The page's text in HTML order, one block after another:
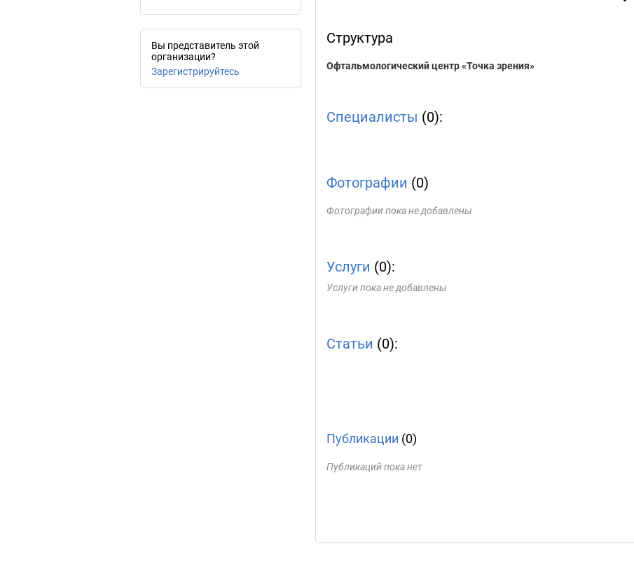
Вы представитель этой
организации?
Зарегистрируйтесь
Структура
Офтальмологический центр «Точка зрения»
Специалисты (0):
Фотографии (0)
Фотографии пока не добавлены
Услуги (0):
Услуги пока не добавлены
Статьи (0):
Публикации (0)
Публикаций пока нет